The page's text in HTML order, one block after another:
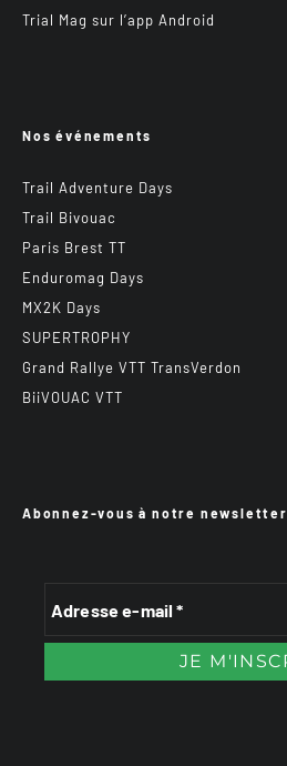
Trial Mag sur l’app Android
Nos événements
Trail Adventure Days
Trail Bivouac
Paris Brest TT
Enduromag Days
MX2K Days
SUPERTROPHY
Grand Rallye VTT TransVerdon
BiiVOUAC VTT
Abonnez-vous à notre newsletter